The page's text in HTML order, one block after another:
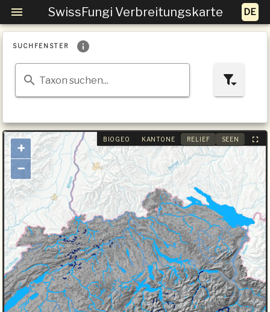
SwissFungi Verbreitungskarte
SUCHFENSTER
Taxon suchen...
BIOGEO KANTONE RELIEF SEEN
+
−